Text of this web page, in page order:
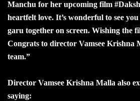
Manchu for her upcoming film
heartfelt love. It’s wonderful to see
garu together on screen. Wishing the
Congrats to director Vamsee Krishna
team.”
Director Vamsee Krishna Malla also
saying: